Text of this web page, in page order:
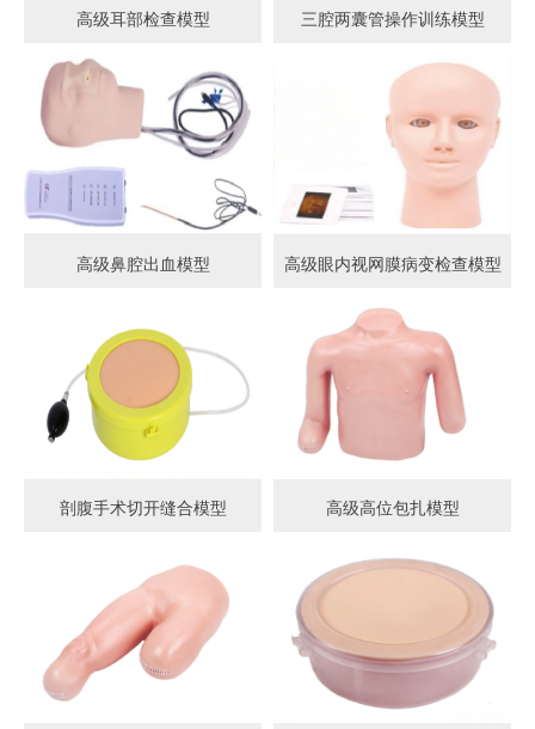
高级耳部检查模型 三腔两囊管操作训练模型
高级鼻腔出血模型 高级眼内视网膜病变检查模型
剖腹手术切开缝合模型 高级高位包扎模型